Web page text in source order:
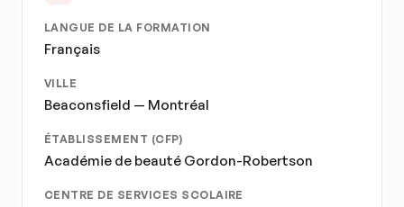
LANGUE DE LA FORMATION
Français
VILLE
Beaconsfield — Montréal
ÉTABLISSEMENT (CFP)
Académie de beauté Gordon-Robertson
CENTRE DE SERVICES SCOLAIRE